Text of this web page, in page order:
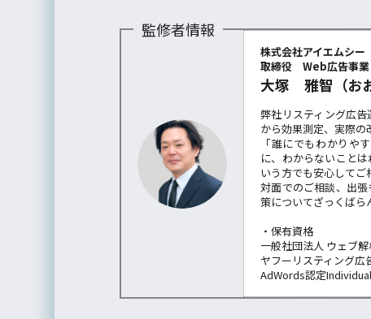
監修者情報
株式会社アイエムシー
取締役 Web広告事業
大塚 雅智（お
弊社リスティング広
から効果測定、実際の
「誰にでもわかりや
に、わからないこと
いう方でも安心してご
対面でのご相談、出
策についてざっくばら
・保有資格
一般社団法人 ウェブ
ヤフーリスティング広
AdWords認定Individual